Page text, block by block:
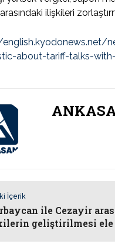
ilişkileri
about-tariff-talks-
İçerik
ile Cezayir
geliştirilmesi ele